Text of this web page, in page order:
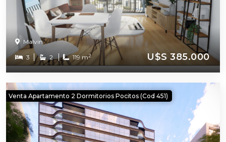
Malvi­n
3 2 119 m2 U$S 385.000
Venta Apartamento 2 Dormitorios Pocitos (cod 451)